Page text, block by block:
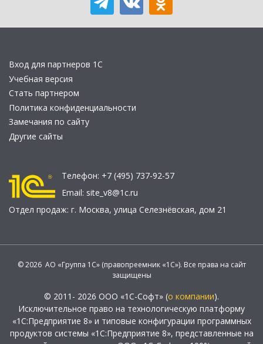
Вход для партнеров 1С
Учебная версия
Стать партнером
Политика конфиденциальности
Замечания по сайту
Другие сайты
Телефон: +7 (495) 737-92-57
Email: site_v8@1c.ru
Отдел продаж: г. Москва, улица Селезнёвская, дом 21
© 2026 АО «Группа 1С» (правопреемник «1С»). Все права на сайт
защищены
© 2011- 2026 ООО «1С-Софт» (о компании).
Исключительное право на технологическую платформу
«1С:Предприятие 8» и типовые конфигурации программных
продуктов системы «1С:Предприятие 8», представленные на